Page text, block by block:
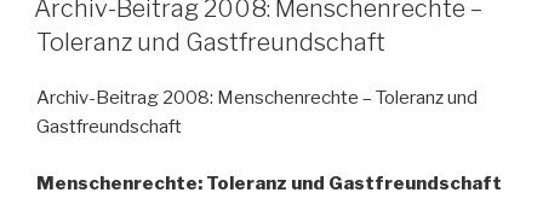
Archiv-Beitrag 2008: Menschenrechte –
Toleranz und Gastfreundschaft
Archiv-Beitrag 2008: Menschenrechte – Toleranz und
Gastfreundschaft
Menschenrechte: Toleranz und Gastfreundschaft